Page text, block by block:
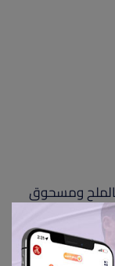
ومسحوق
شرائح الدجاج